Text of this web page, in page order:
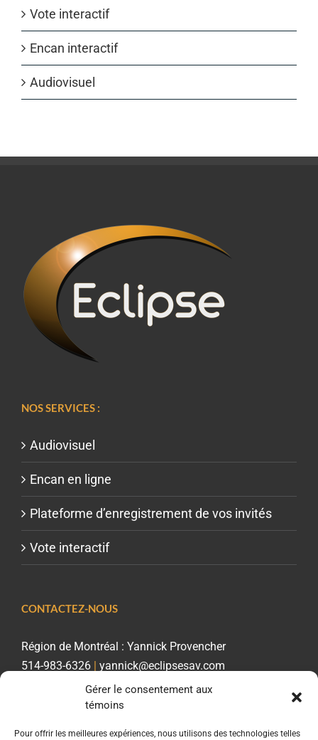
Gérer le consentement aux
témoins
Pour offrir les meilleures expériences, nous utilisons des technologies telles
Vote interactif
Encan interactif
Audiovisuel
NOS SERVICES :
Audiovisuel
Encan en ligne
Plateforme d’enregistrement de vos invités
Vote interactif
CONTACTEZ-NOUS
Région de Montréal : Yannick Provencher
514-983-6326 | yannick@eclipsesav.com
Région de Québec : Dario Provencher